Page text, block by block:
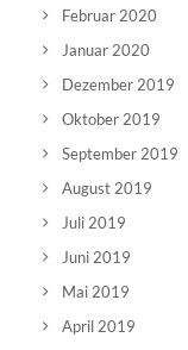
Februar 2020
Januar 2020
Dezember 2019
Oktober 2019
September 2019
August 2019
Juli 2019
Juni 2019
Mai 2019
April 2019